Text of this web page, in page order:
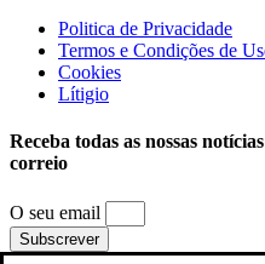
Politica de Privacidade
Termos e Condições de
Cookies
Lítigio
Receba todas as nossas
correio
O seu email
Subscrever